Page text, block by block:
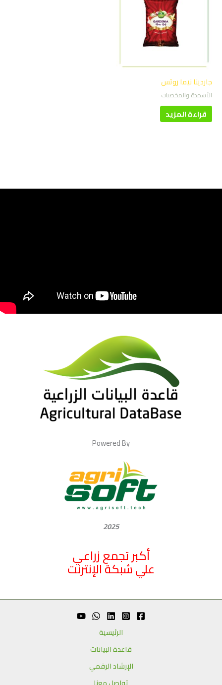
جاردينا نيما روتس
الأسمدة والمخصبات
قراءة المزيد
Powered By
2025
أكبر تجمع زراعي
علي شبكة الإنترنت
الرئيسية
قاعدة البيانات
الإرشاد الرقمي